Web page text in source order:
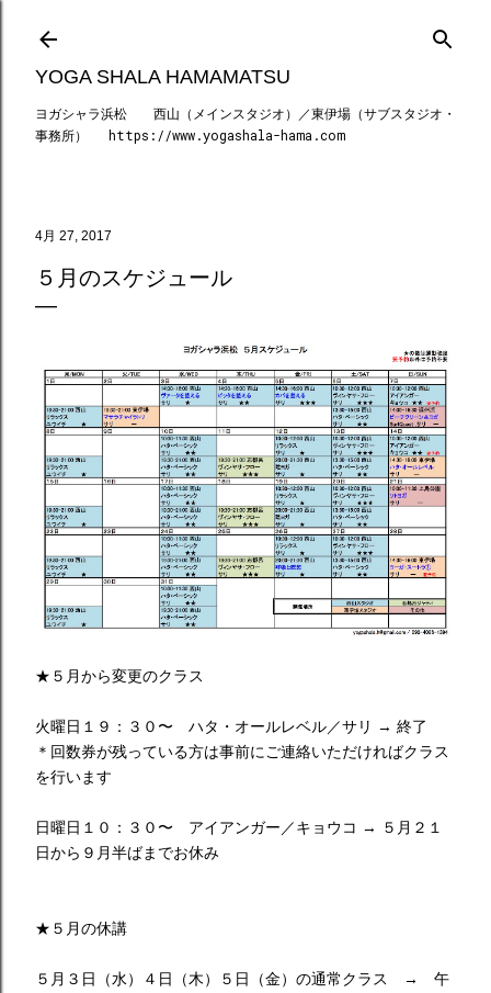
スキップしてメイン コンテンツに移動
YOGA SHALA HAMAMATSU
ヨガシャラ浜松 西山（メインスタジオ）／東伊場（サブスタジオ・
事務所） https://www.yogashala-hama.com
4月 27, 2017
５月のスケジュール
★５月から変更のクラス
火曜日１９：３０〜 ハタ・オールレベル／サリ → 終了
＊回数券が残っている方は事前にご連絡いただければクラス
を行います
日曜日１０：３０〜 アイアンガー／キョウコ → ５月２１
日から９月半ばまでお休み
★５月の休講
５月３日（水）４日（木）５日（金）の通常クラス → 午